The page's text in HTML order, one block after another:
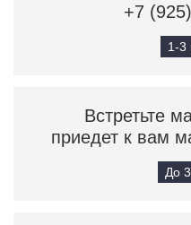
+7
1-3
Встретьте
приедет к вам
До